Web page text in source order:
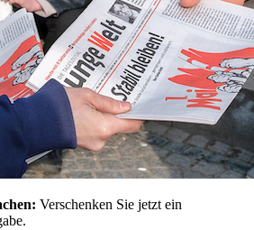
Verschenken Sie jetzt ein